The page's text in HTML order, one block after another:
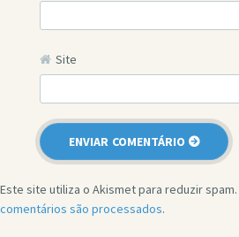
Site
Este site utiliza o Akismet para reduzir spam.
comentários são processados.